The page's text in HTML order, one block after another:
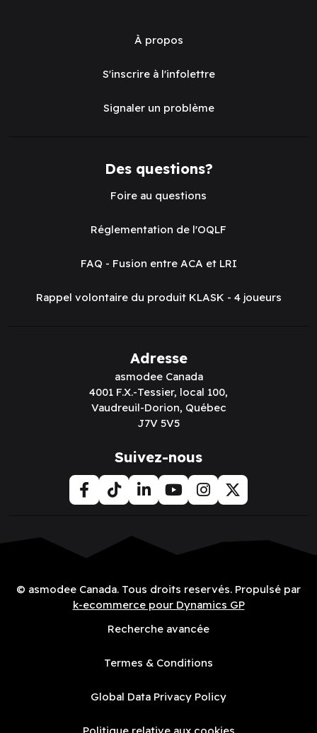
À propos
S'inscrire à l'infolettre
Signaler un problème
Des questions?
Foire au questions
Réglementation de l'OQLF
FAQ - Fusion entre ACA et LRI
Rappel volontaire du produit KLASK - 4 joueurs
Adresse
asmodee Canada
4001 F.X.-Tessier, local 100,
Vaudreuil-Dorion, Québec
J7V 5V5
Suivez-nous
© asmodee Canada. Tous droits reservés. Propulsé par
k-ecommerce pour Dynamics GP
Recherche avancée
Termes & Conditions
Global Data Privacy Policy